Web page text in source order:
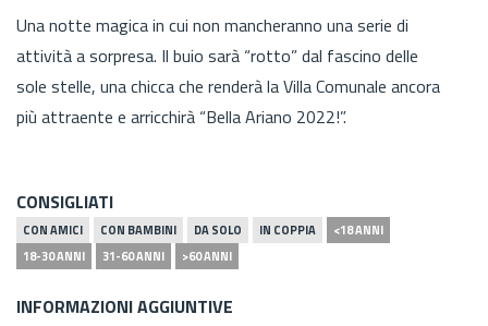
Una notte magica in cui non mancheranno una serie di
attività a sorpresa. Il buio sarà “rotto” dal fascino delle
sole stelle, una chicca che renderà la Villa Comunale ancora
più attraente e arricchirà “Bella Ariano 2022!”.
CONSIGLIATI
CON AMICI CON BAMBINI DA SOLO IN COPPIA
<18 ANNI
18-30 ANNI
31-60 ANNI >60 ANNI
INFORMAZIONI AGGIUNTIVE